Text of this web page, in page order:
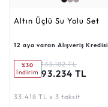
Altın Üçlü Su Yolu Set
12 aya varan Alışveriş Kredisi
%30
İndirim
133.182 TL
93.234 TL
33.418 TL x 3 taksit